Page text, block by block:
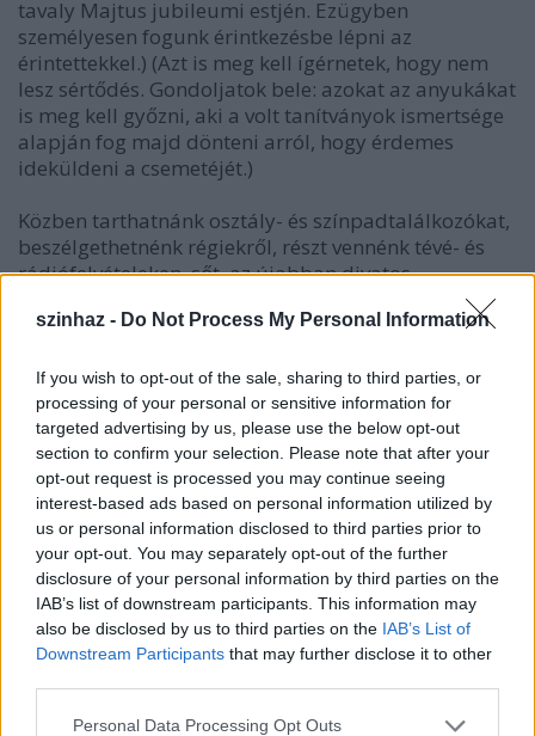
szinhaz - Do Not Process My Personal Information
If you wish to opt-out of the sale, sharing to third parties, or
processing of your personal or sensitive information for
targeted advertising by us, please use the below opt-out
section to confirm your selection. Please note that after your
opt-out request is processed you may continue seeing
interest-based ads based on personal information utilized by
us or personal information disclosed to third parties prior to
your opt-out. You may separately opt-out of the further
disclosure of your personal information by third parties on the
IAB’s list of downstream participants. This information may
also be disclosed by us to third parties on the IAB’s List of
Downstream Participants that may further disclose it to other
Please note that this website/app uses one or more Google
Personal Data Processing Opt Outs
tavaly Majtus jubileumi estjén. Ezügyben
személyesen fogunk érintkezésbe lépni az
érintettekkel.) (Azt is meg kell ígérnetek, hogy nem
lesz sértődés. Gondoljatok bele: azokat az anyukákat
is meg kell győzni, aki a volt tanítványok ismertsége
alapján fog majd dönteni arról, hogy érdemes
ideküldeni a csemetéjét.)
Közben tarthatnánk osztály- és színpadtalálkozókat,
beszélgethetnénk régiekről, részt vennénk tévé- és
rádiófelvételeken, sőt, az újabban divatos
véleményünket.
Terveznénk egy mini-kiállítást is, ha elegendő anyag
összejönne. Jó lenne egy kiadványt is megjelentetni,
ehhez cikkek, tanulmányok kellenének.
Az eddigiekből is kiderül, hogy csak az
elgondolásoknál tartunk  ötletszinten. Várjuk
segítségedet:
- véleményedet az eddigiekről, ötleteidet,
- segítsd abban, hogy mindenkihez eljusson a 25
évessel kapcsolatos összes információ: akit elérsz az
osztály vagy csoporttársaid közül, azoknak add
tovább a felhívólevelet, az információkat,